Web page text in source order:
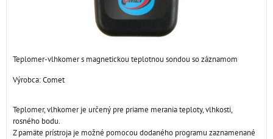
Teplomer-vlhkomer s magnetickou teplotnou sondou so záznamom
Výrobca:Comet
Teplomer, vlhkomer je určený pre priame merania teploty, vlhkosti,
rosného bodu.
Z pamäte prístroja je možné pomocou dodaného programu zaznamenané